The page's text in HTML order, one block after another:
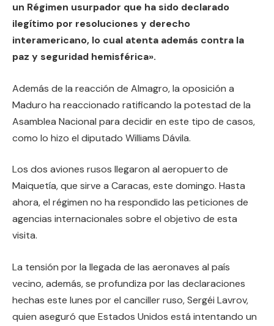
un Régimen usurpador que ha sido declarado
ilegítimo por resoluciones y derecho
interamericano, lo cual atenta además contra la
paz y seguridad hemisférica».
Además de la reacción de Almagro, la oposición a
Maduro ha reaccionado ratificando la potestad de la
Asamblea Nacional para decidir en este tipo de casos,
como lo hizo el diputado Williams Dávila.
Los dos aviones rusos llegaron al aeropuerto de
Maiquetía, que sirve a Caracas, este domingo. Hasta
ahora, el régimen no ha respondido las peticiones de
agencias internacionales sobre el objetivo de esta
visita.
La tensión por la llegada de las aeronaves al país
vecino, además, se profundiza por las declaraciones
hechas este lunes por el canciller ruso, Sergéi Lavrov,
quien aseguró que Estados Unidos está intentando un